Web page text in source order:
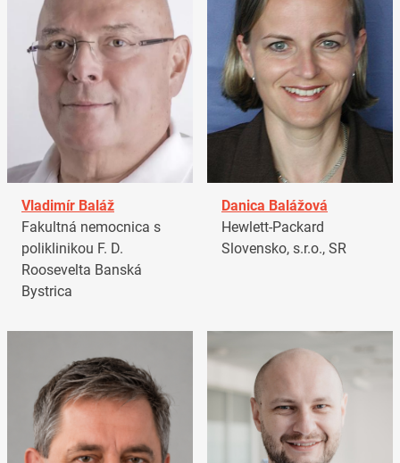
Vladimír Baláž
Fakultná nemocnica s
poliklinikou F. D.
Roosevelta Banská
Bystrica
Danica Balážová
Hewlett-Packard
Slovensko, s.r.o., SR